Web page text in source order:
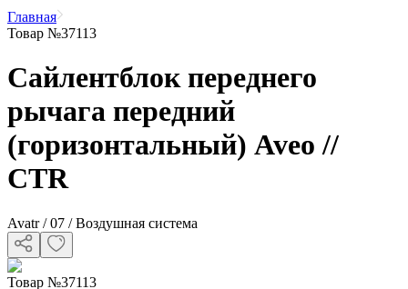
Главная
Товар №37113
Сайлентблок переднего
рычага передний
(горизонтальный) Aveo //
CTR
Avatr / 07 / Воздушная система
Товар №37113